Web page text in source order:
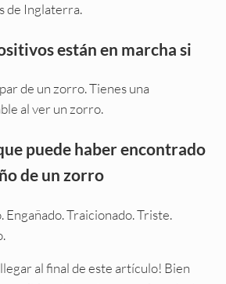
de Inglaterra.
están en marcha si
de un zorro. Tienes una
al ver un zorro.
puede haber encontrado
de un zorro
Engañado. Traicionado. Triste.
al final de este artículo! Bien